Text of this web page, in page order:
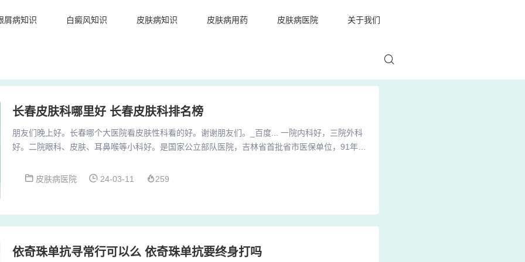
屑病知识 白癜风知识 皮肤病知识 皮肤病用药 皮肤病医院 关于我们
长春皮肤科哪里好 长春皮肤科排名榜
朋友们晚上好。长春哪个大医院看皮肤性科看的好。谢谢朋友们。_百度... 一院内科好，三院外科
好。二院眼科、皮肤、耳鼻喉等小科好。是国家公立部队医院，吉林省首批省市医保单位，91年皮
真的是挺好的啊。从品种上看，金帅等品种的长果枝与中果枝较多，新红星、红富士等品种的短果
皮肤病医院 24-03-11 259
依奇珠单抗寻常行可以么 依奇珠单抗要终身打吗